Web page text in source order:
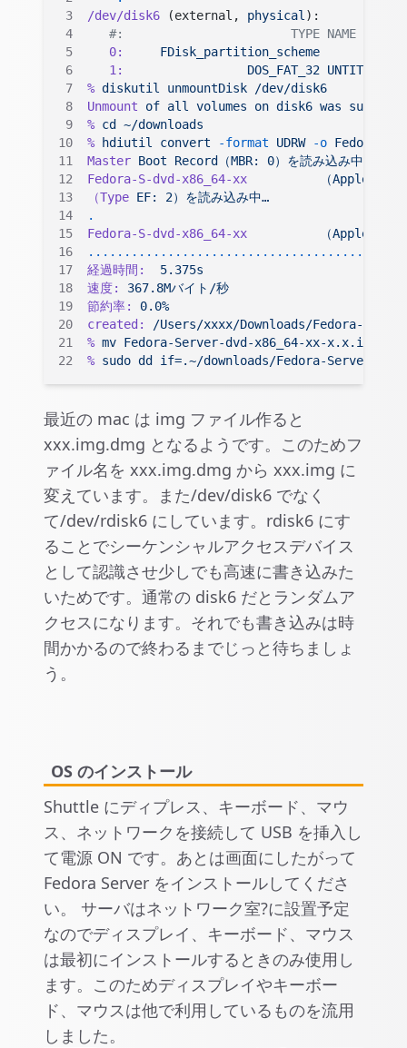
/dev/disk6 (external, physical):
#:                       TYPE NAME
   0:
     FDisk_partition_scheme
   1:
                 DOS_FAT_32
UNTITLED
% diskutil unmountDisk /dev/disk6
Unmount of all volumes on disk6 was
% cd
~/downloads
% hdiutil convert -format UDRW -o Fedora-
Master Boot Record（MBR:
0）を読み込み中…
Fedora-S-dvd-x86_64-xx
          （Apple_ISO:
（Type EF:
2）を読み込み中…
.
Fedora-S-dvd-x86_64-xx
          （Apple_ISO:
経過時間:
  5.375s
速度:
367.8Mバイト/秒
節約率:
0.0%
created:
/Users/xxxx/Downloads/Fedora-
% mv Fedora-Server-dvd-x86_64-xx-x.x.img.dmg
% sudo dd if=.~/downloads/Fedora-Server-
最近の mac は img ファイル作ると
xxx.img.dmg となるようです。このためフ
ァイル名を xxx.img.dmg から xxx.img に
変えています。また/dev/disk6 でなく
て/dev/rdisk6 にしています。rdisk6 にす
ることでシーケンシャルアクセスデバイス
として認識させ少しでも高速に書き込みた
いためです。通常の disk6 だとランダムア
クセスになります。それでも書き込みは時
間かかるので終わるまでじっと待ちましょ
う。
OS のインストール
Shuttle にディプレス、キーボード、マウ
ス、ネットワークを接続して USB を挿入し
て電源 ON です。あとは画面にしたがって
Fedora Server をインストールしてくださ
い。 サーバはネットワーク室?に設置予定
なのでディスプレイ、キーボード、マウス
は最初にインストールするときのみ使用し
ます。このためディスプレイやキーボー
ド、マウスは他で利用しているものを流用
しました。